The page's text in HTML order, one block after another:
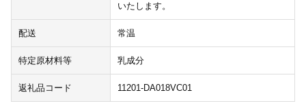
いたします。
配送 常温
特定原材料等 乳成分
返礼品コード 11201-DA018VC01